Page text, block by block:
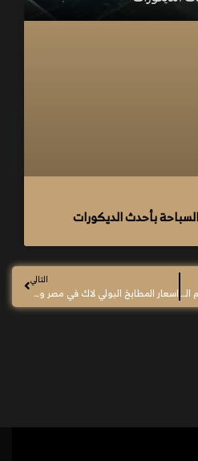
بأحدث الديكورات
لماذا تختار شركة الديكور والتصميم الداخلي راما لتنفيذ مشروعك؟
التالي
اسعار المطابخ البولي لاك في مصر وما أفضل شركة للتنفيذ ؟